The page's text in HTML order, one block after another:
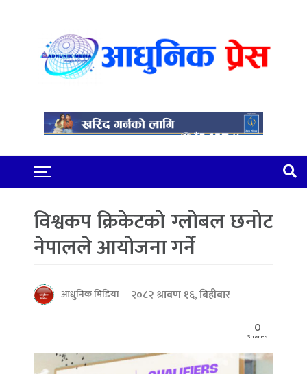
विश्वकप क्रिकेटको ग्लोबल छनोट
नेपालले आयोजना गर्ने
आधुनिक मिडिया
२०८२ श्रावण १६, बिहीबार
0
Shares